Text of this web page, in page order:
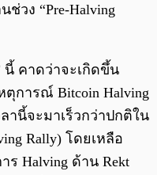
ช่วง “Pre-Halving
นี้ คาดว่าจะเกิดขึ้น
ตุการณ์ Bitcoin Halving
านี้จะมาเร็วกว่าปกติใน
Rally) โดยเหลือ
ร Halving ด้าน Rekt